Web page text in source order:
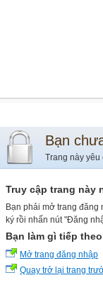
Bạn
Trang này
Truy cập trang này
Bạn phải mở trang đăng
ký rồi nhấn nút "Đăng
Bạn làm gì tiếp
Mở trang đăng nhập
Quay trở lại trang